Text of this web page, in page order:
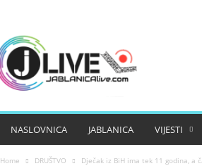
NASLOVNICA JABLANICA VIJESTI
Home DRUŠTVO Dječak iz BiH ima tek 11 godina, a